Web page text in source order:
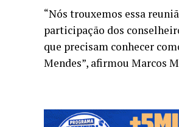
“Nós trouxemos essa
participação dos
que precisam conhecer
Mendes”, afirmou Marcos